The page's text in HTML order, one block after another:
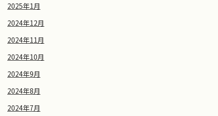
2025年1月
2024年12月
2024年11月
2024年10月
2024年9月
2024年8月
2024年7月